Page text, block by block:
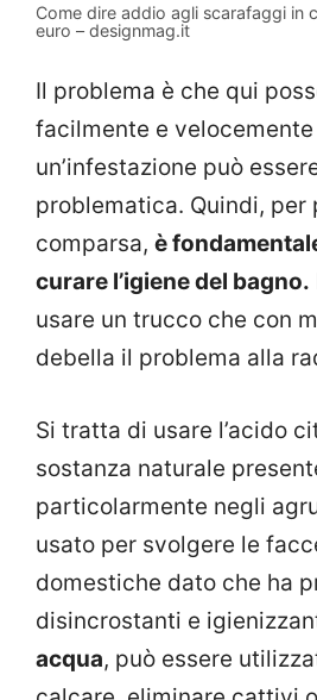
Come dire addio agli scarafaggi in
euro – designmag.it
Il problema è che qui
facilmente e velocemente
un’infestazione può
problematica. Quindi, per
comparsa, è
curare l’igiene del bagno.
usare un trucco che con
debella il problema alla
Si tratta di usare l’acido
sostanza naturale
particolarmente negli
usato per svolgere le
domestiche dato che ha
disincrostanti e
acqua, può essere